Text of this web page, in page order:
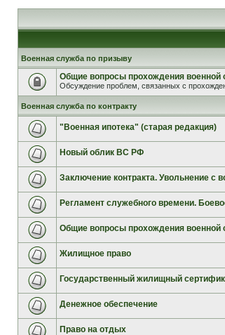
Военная служба по призыву
Общие вопросы прохождения военной
Обсуждение проблем, связанных с
Военная служба по контракту
"Военная ипотека" (старая редакция)
Новый облик ВС РФ
Заключение контракта. Увольнение с
Регламент служебного времени.
Общие вопросы прохождения военной
Жилищное право
Государственный жилищный
Денежное обеспечение
Право на отдых